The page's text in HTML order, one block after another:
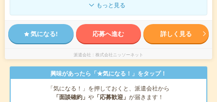
もっと見る
気になる! 応募へ進む 詳しく見る
派遣会社 株式会社ニッソーネット
興味があったら「★気になる！」をタップ！
「気になる！」を押しておくと、派遣会社から
「面談確約」 や 「応募歓迎」 が届きます！